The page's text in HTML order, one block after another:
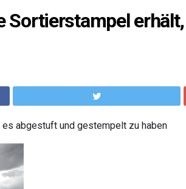
Sortierstampel
abgestuft und gestempelt zu haben